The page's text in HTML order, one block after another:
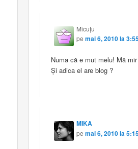
Micuţu
pemai 6, 2010 la
Numa că e mut melu! Mă
Şi adica el are blog ?
MIKA
pemai 6, 2010 la